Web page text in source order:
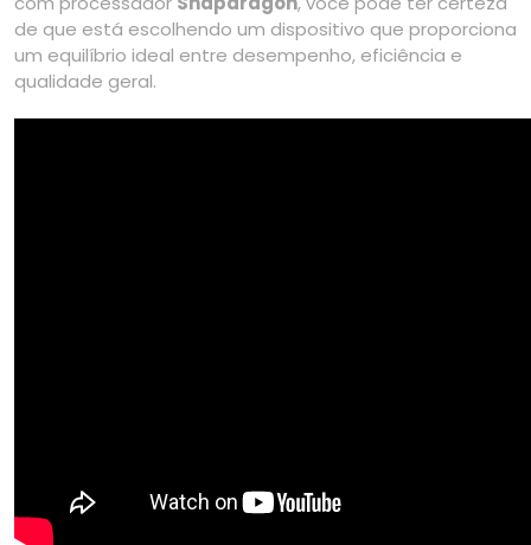
de que está escolhendo um dispositivo que proporciona
um equilíbrio ideal entre desempenho, eficiência e
qualidade geral.